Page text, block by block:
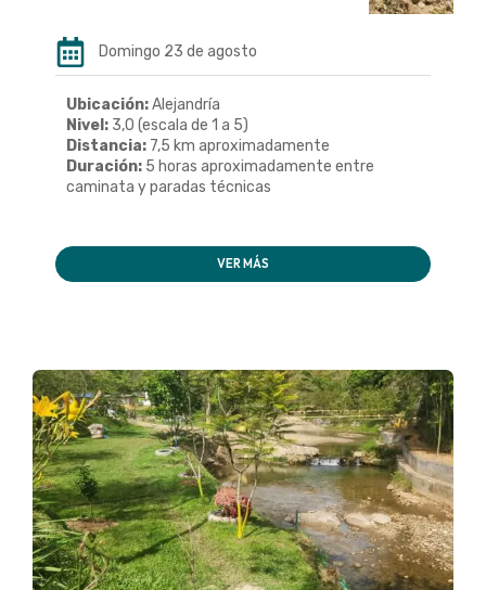
Domingo 23 de agosto
Ubicación:Alejandría
Nivel: 3,0 (escala de 1 a 5)
Distancia: 7,5 km aproximadamente
Duración: 5 horas aproximadamente entre
caminata y paradas técnicas
VER MÁS